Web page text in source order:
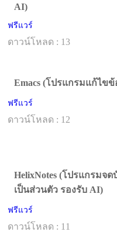
AI)
ฟรีแวร์
ดาวน์โหลด : 13
Emacs (โปรแกรมแก้ไข
ฟรีแวร์
ดาวน์โหลด : 12
HelixNotes (โปรแกรมจ
เป็นส่วนตัว รองรับ AI)
ฟรีแวร์
ดาวน์โหลด : 11